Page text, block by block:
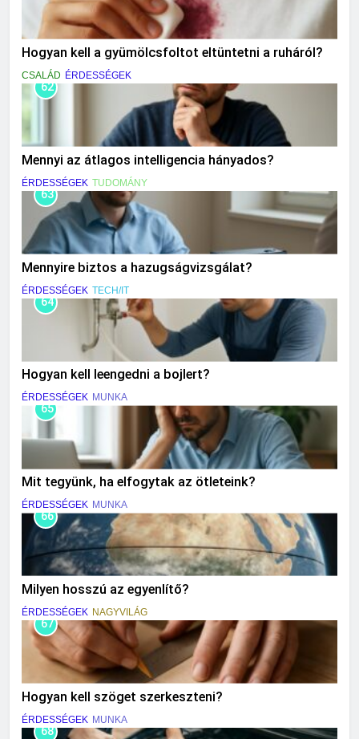
Hogyan kell a gyümölcsfoltot eltüntetni a ruháról?
CSALÁD ÉRDESSÉGEK
62
Mennyi az átlagos intelligencia hányados?
ÉRDESSÉGEK TUDOMÁNY
63
Mennyire biztos a hazugságvizsgálat?
ÉRDESSÉGEK TECH/IT
64
Hogyan kell leengedni a bojlert?
ÉRDESSÉGEK MUNKA
65
Mit tegyünk, ha elfogytak az ötleteink?
ÉRDESSÉGEK MUNKA
66
Milyen hosszú az egyenlítő?
ÉRDESSÉGEK NAGYVILÁG
67
Hogyan kell szöget szerkeszteni?
ÉRDESSÉGEK MUNKA
68